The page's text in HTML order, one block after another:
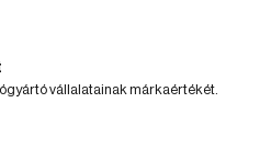
vállalatainak márkaértékét.